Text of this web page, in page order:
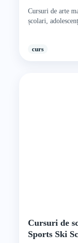
Cursuri de arte
școlari,
curs
Cursuri de
Sports Ski